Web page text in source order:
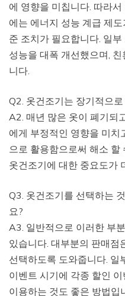
에 영향을 미칩니다. 따라
에는 에너지 성능 계급 제
준 조치가 필요합니다. 일
성능을 대폭 개선했으며,
니다.
Q2. 옷건조기는 장기적으
A2. 매년 많은 옷이 폐기되
에게 부정적인 영향을 미치
으로 활용함으로써 해소 할
옷건조기에 대한 중요도가
Q3. 옷건조기를 선택하는
요?
A3. 일반적으로 이러한 부
있습니다. 대부분의 판매점
선택하도록 도와줍니다. 일
이벤트 시기에 각종 할인
이용하는 것도 좋은 방법입